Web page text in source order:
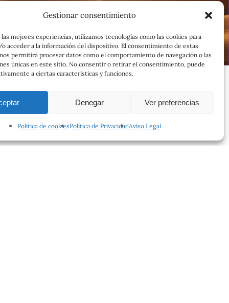
Gestionar consentimiento
mejores experiencias, utilizamos tecnologías como las cookies para
acceder a la información del dispositivo. El consentimiento de estas
permitirá procesar datos como el comportamiento de navegación o las
únicas en este sitio. No consentir o retirar el consentimiento, puede
a ciertas características y funciones.
Denegar Ver preferencias
Política de cookiesPolítica de PrivacidadAviso Legal